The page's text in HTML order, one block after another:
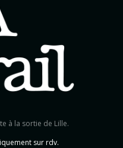
à la sortie de Lille.
sur rdv.